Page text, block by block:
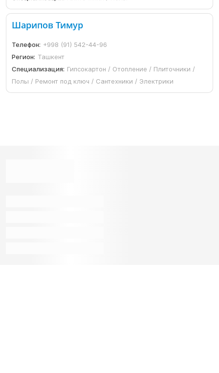
Шарипов Тимур
Телефон: +998 (91) 542-44-96
Регион: Ташкент
Специализация: Гипсокартон / Отопление / Плиточники /
Полы / Ремонт под ключ / Сантехники / Электрики